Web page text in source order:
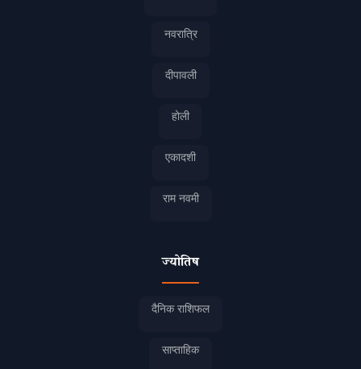
नवरात्रि
दीपावली
होली
एकादशी
राम नवमी
ज्योतिष
दैनिक राशिफल
साप्ताहिक